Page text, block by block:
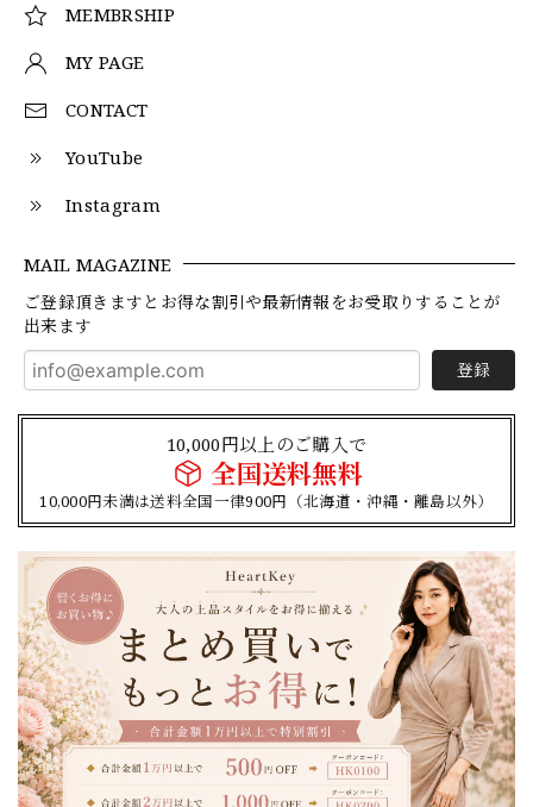
MEMBRSHIP
MY PAGE
CONTACT
YouTube
Instagram
MAIL MAGAZINE
ご登録頂きますとお得な割引や最新情報をお受取りすることが
出来ます
登録
10,000円以上のご購入で
全国送料無料
10,000円未満は送料全国一律900円（北海道・沖縄・離島以外）